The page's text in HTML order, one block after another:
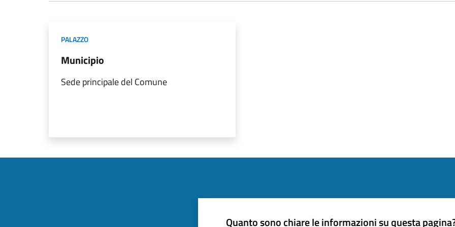
PALAZZO
Municipio
Sede principale del Comune
Quanto sono chiare le informazioni su questa